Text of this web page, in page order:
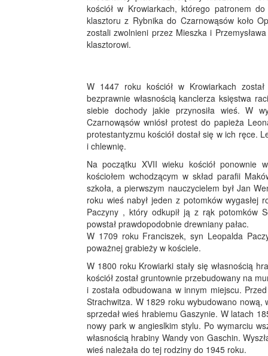
kościół w Krowiarkach, którego patronem
klasztoru z Rybnika do Czarnowąsów koło
zostali zwolnieni przez Mieszka i
klasztorowi.
W 1447 roku kościół w Krowiarkach
bezprawnie własnością kanclerza księstwa
siebie dochody jakie przynosiła wieś. W
Czarnowąsów wniósł protest do papieża
protestantyzmu kościół dostał się w ich ręce.
i chlewnię.
Na początku XVII wieku kościół ponownie
kościołem wchodzącym w skład parafii
szkoła, a pierwszym nauczycielem był Jan
roku wieś nabył jeden z potomków wygasłej
Paczyny , który odkupił ją z rąk potomków
powstał prawdopodobnie drewniany pałac.
W 1709 roku Franciszek, syn Leopalda
poważnej grabieży w kościele.
W 1800 roku Krowiarki stały się własnością
kościół został gruntownie przebudowany na
i została odbudowana w innym miejscu.
Strachwitza. W 1829 roku wybudowano nową,
sprzedał wieś hrabiemu Gaszynie. W latach
nowy park w angieslkim stylu. Po wymarciu
własnością hrabiny Wandy von Gaschin.
wieś należała do tej rodziny do 1945 roku.